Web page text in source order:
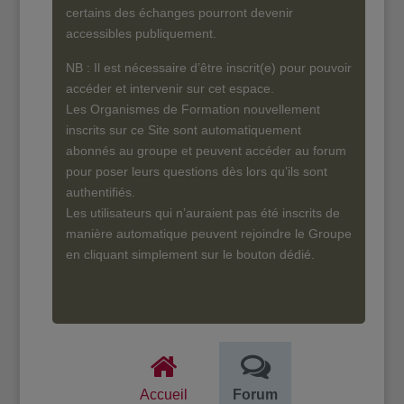
certains des échanges pourront devenir
accessibles publiquement.
NB : Il est nécessaire d’être inscrit(e) pour pouvoir
accéder et intervenir sur cet espace.
Les Organismes de Formation nouvellement
inscrits sur ce Site sont automatiquement
abonnés au groupe et peuvent accéder au forum
pour poser leurs questions dès lors qu’ils sont
authentifiés.
Les utilisateurs qui n’auraient pas été inscrits de
manière automatique peuvent rejoindre le Groupe
en cliquant simplement sur le bouton dédié.
Accueil Forum